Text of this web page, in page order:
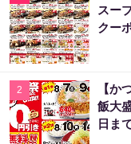
スー
クー
2
【か
飯大
日ま